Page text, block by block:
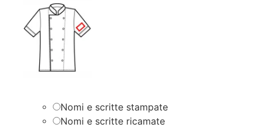
Nomi e scritte stampate
Nomi e scritte ricamate